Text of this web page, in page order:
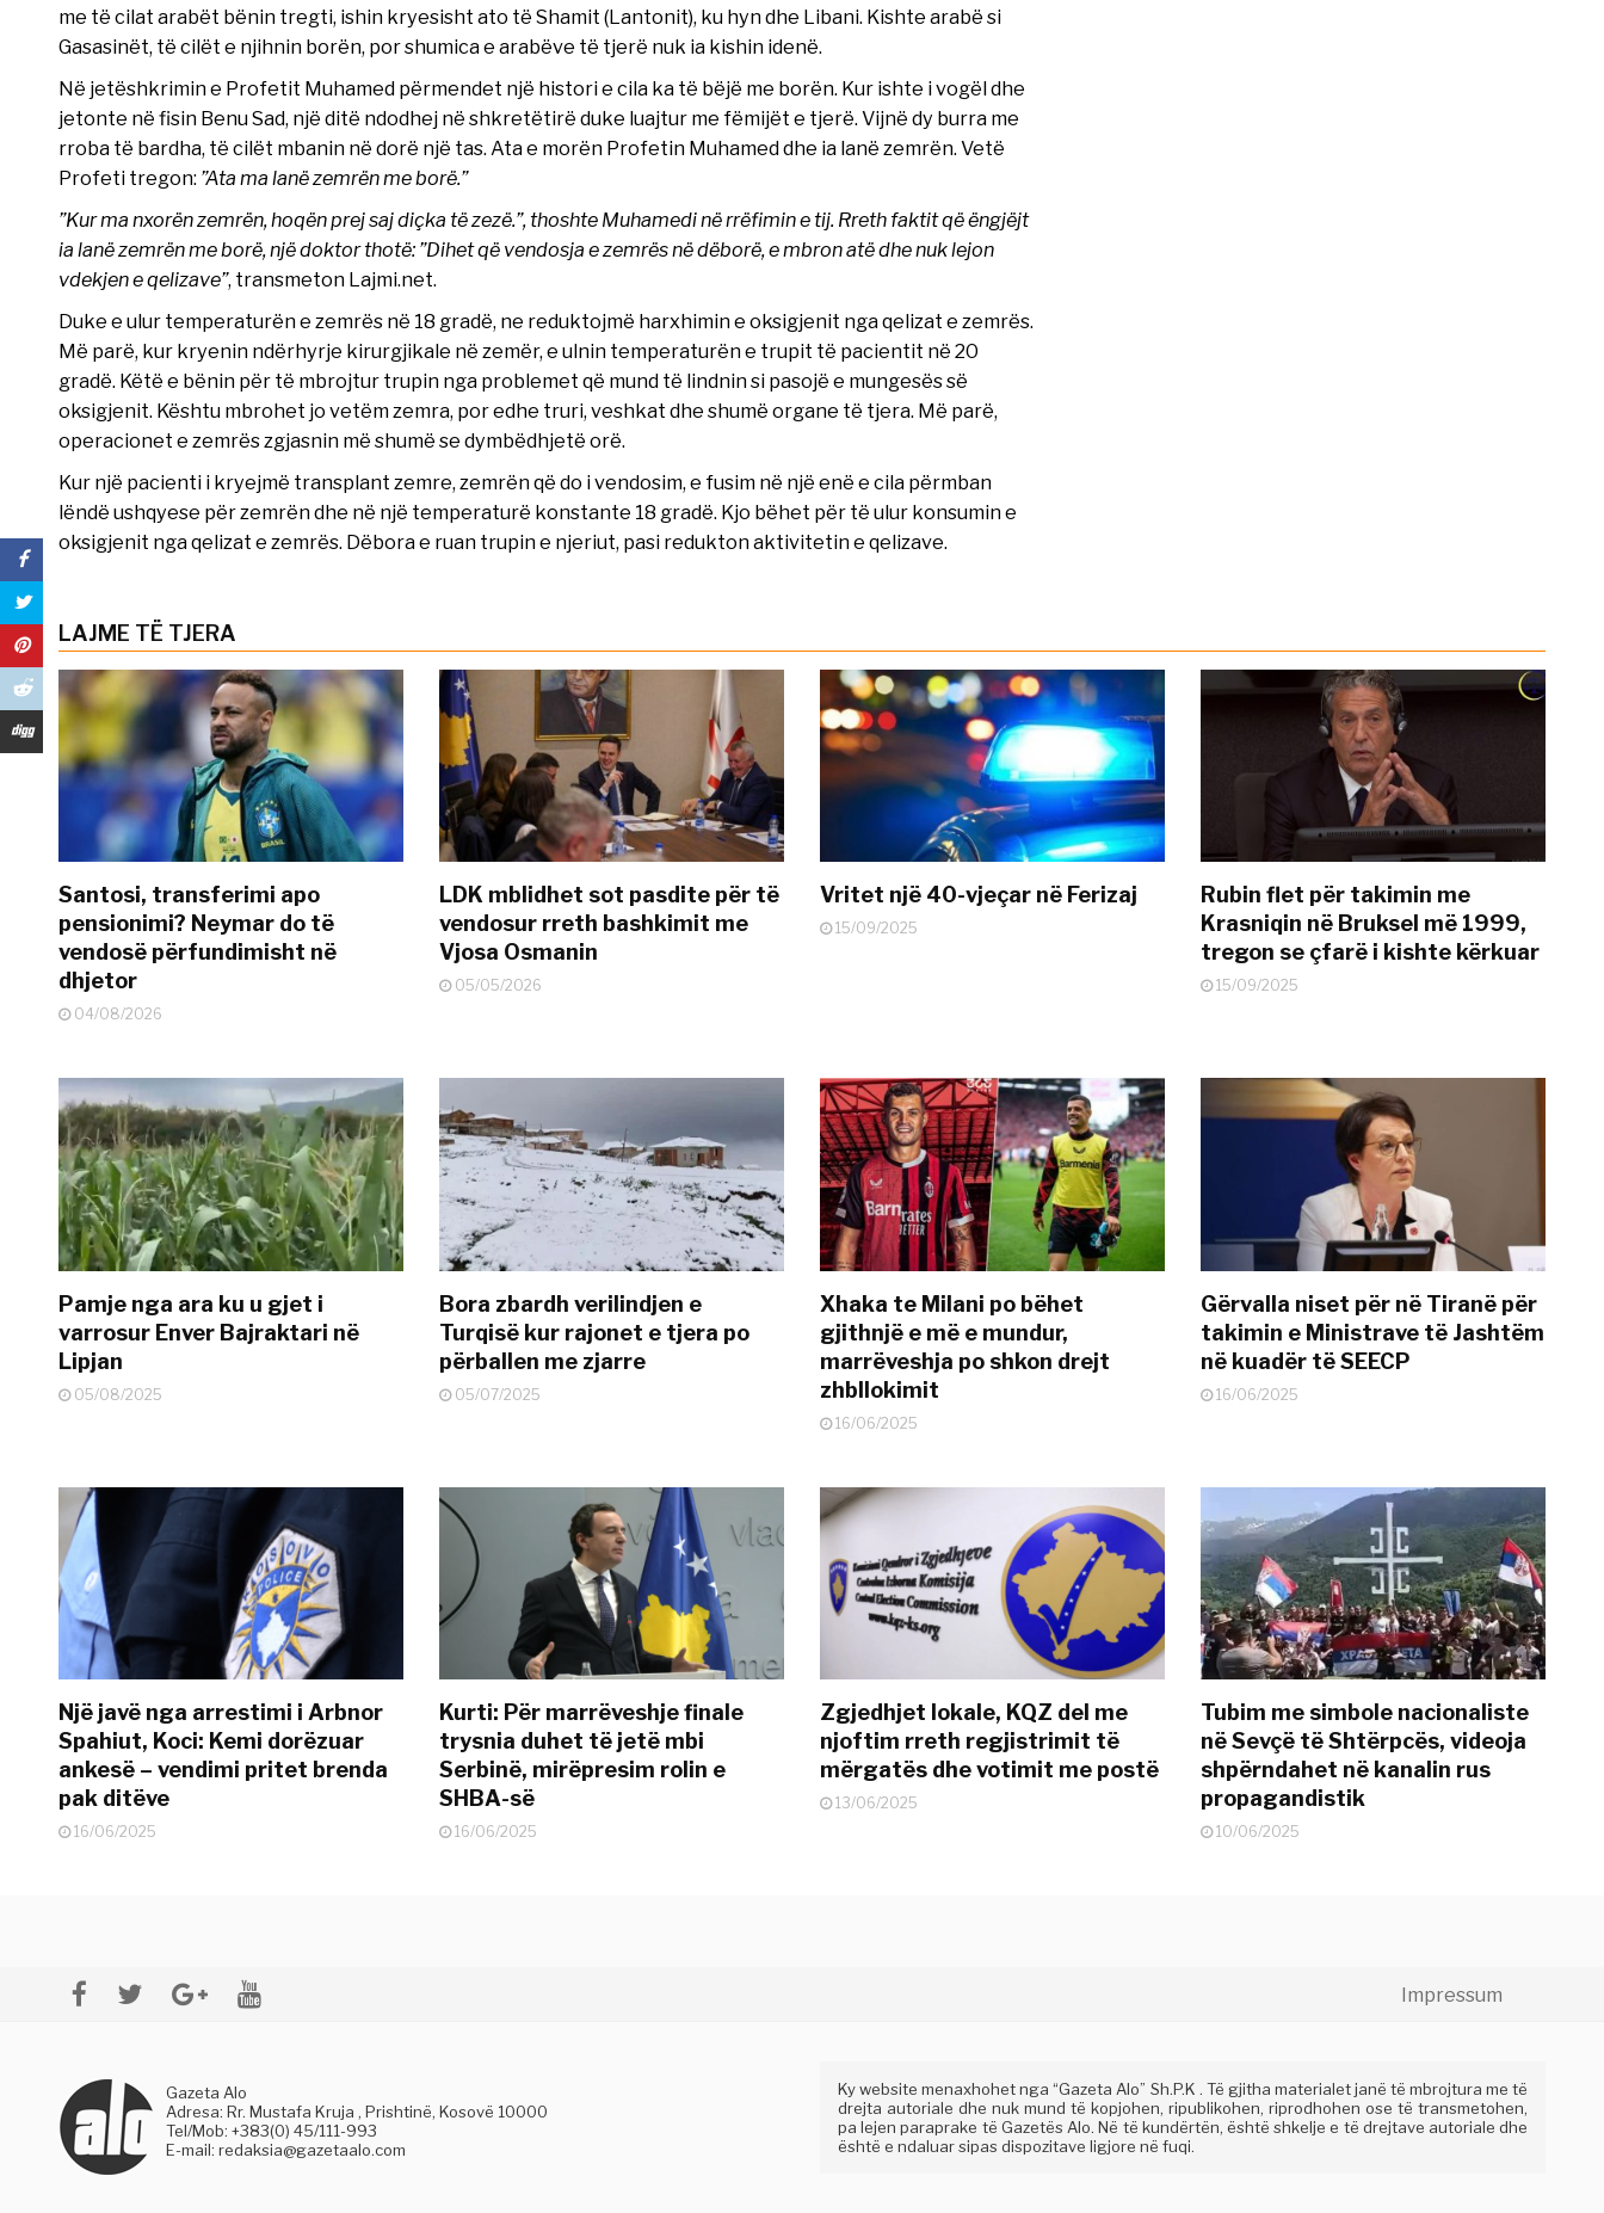
me të cilat arabët bënin tregti, ishin kryesisht ato të Shamit (Lantonit), ku hyn dhe Libani. Kishte arabë si
Gasasinët, të cilët e njihnin borën, por shumica e arabëve të tjerë nuk ia kishin idenë.
Në jetëshkrimin e Profetit Muhamed përmendet një histori e cila ka të bëjë me borën. Kur ishte i vogël dhe
jetonte në fisin Benu Sad, një ditë ndodhej në shkretëtirë duke luajtur me fëmijët e tjerë. Vijnë dy burra me
rroba të bardha, të cilët mbanin në dorë një tas. Ata e morën Profetin Muhamed dhe ia lanë zemrën. Vetë
Profeti tregon:”Ata ma lanë zemrën me borë.”
”Kur ma nxorën zemrën, hoqën prej saj diçka të zezë.”, thoshte Muhamedi në rrëfimin e tij. Rreth faktit që ëngjëjt
ia lanë zemrën me borë, një doktor thotë: ”Dihet që vendosja e zemrës në dëborë, e mbron atë dhe nuk lejon
vdekjen e qelizave”, transmeton Lajmi.net.
Duke e ulur temperaturën e zemrës në 18 gradë, ne reduktojmë harxhimin e oksigjenit nga qelizat e zemrës.
Më parë, kur kryenin ndërhyrje kirurgjikale në zemër, e ulnin temperaturën e trupit të pacientit në 20
gradë. Këtë e bënin për të mbrojtur trupin nga problemet që mund të lindnin si pasojë e mungesës së
oksigjenit. Kështu mbrohet jo vetëm zemra, por edhe truri, veshkat dhe shumë organe të tjera. Më parë,
operacionet e zemrës zgjasnin më shumë se dymbëdhjetë orë.
Kur një pacienti i kryejmë transplant zemre, zemrën që do i vendosim, e fusim në një enë e cila përmban
lëndë ushqyese për zemrën dhe në një temperaturë konstante 18 gradë. Kjo bëhet për të ulur konsumin e
oksigjenit nga qelizat e zemrës. Dëbora e ruan trupin e njeriut, pasi redukton aktivitetin e qelizave.
LAJME TË TJERA
Santosi, transferimi apo
pensionimi? Neymar do të
vendosë përfundimisht në
dhjetor
04/08/2026
LDK mblidhet sot pasdite për të
vendosur rreth bashkimit me
Vjosa Osmanin
05/05/2026
Vritet një 40-vjeçar në Ferizaj
15/09/2025
Rubin flet për takimin me
Krasniqin në Bruksel më 1999,
tregon se çfarë i kishte kërkuar
15/09/2025
Pamje nga ara ku u gjet i
varrosur Enver Bajraktari në
Lipjan
05/08/2025
Bora zbardh verilindjen e
Turqisë kur rajonet e tjera po
përballen me zjarre
05/07/2025
Xhaka te Milani po bëhet
gjithnjë e më e mundur,
marrëveshja po shkon drejt
zhbllokimit
16/06/2025
Gërvalla niset për në Tiranë për
takimin e Ministrave të Jashtëm
në kuadër të SEECP
16/06/2025
Një javë nga arrestimi i Arbnor
Spahiut, Koci: Kemi dorëzuar
ankesë – vendimi pritet brenda
pak ditëve
16/06/2025
Kurti: Për marrëveshje finale
trysnia duhet të jetë mbi
Serbinë, mirëpresim rolin e
SHBA-së
16/06/2025
Zgjedhjet lokale, KQZ del me
njoftim rreth regjistrimit të
mërgatës dhe votimit me postë
13/06/2025
Tubim me simbole nacionaliste
në Sevçë të Shtërpcës, videoja
shpërndahet në kanalin rus
propagandistik
10/06/2025
Impressum
Gazeta Alo
Adresa: Rr. Mustafa Kruja , Prishtinë, Kosovë 10000
Tel/Mob: +383(0) 45/111-993
E-mail: redaksia@gazetaalo.com
Ky website menaxhohet nga “Gazeta Alo” Sh.P.K . Të gjitha materialet janë të mbrojtura me të
drejta autoriale dhe nuk mund të kopjohen, ripublikohen, riprodhohen ose të transmetohen,
pa lejen paraprake të Gazetës Alo. Në të kundërtën, është shkelje e të drejtave autoriale dhe
është e ndaluar sipas dispozitave ligjore në fuqi.